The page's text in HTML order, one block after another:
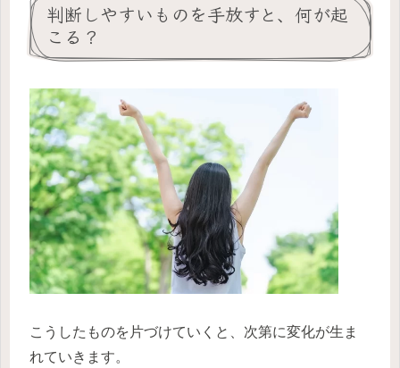
判断しやすいものを手放すと、何が起
こる？
こうしたものを片づけていくと、次第に変化が生ま
れていきます。